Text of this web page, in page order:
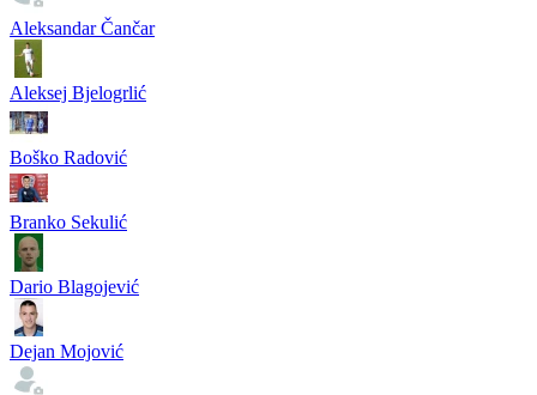
Aleksandar Čančar
Aleksej Bjelogrlić
Boško Radović
Branko Sekulić
Dario Blagojević
Dejan Mojović